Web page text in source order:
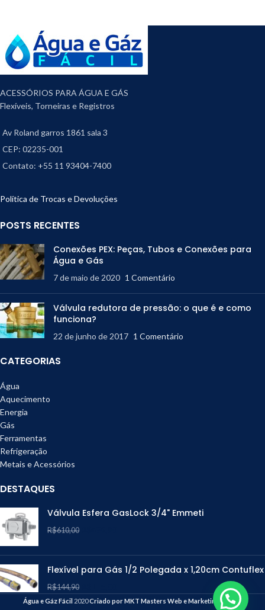
ACESSÓRIOS PARA ÁGUA E GÁS
Flexíveis, Torneiras e Registros
Av Roland garros 1861 sala 3
CEP: 02235-001
Contato: +55 11 93404-7400
Política de Trocas e Devoluções
POSTS RECENTES
Conexões PEX: Peças, Tubos e Conexões para
Água e Gás
7 de maio de 2020 1 Comentário
Válvula redutora de pressão: o que é e como
funciona?
22 de junho de 2017 1 Comentário
CATEGORIAS
Água
Aquecimento
Energia
Gás
Ferramentas
Refrigeração
Metais e Acessórios
DESTAQUES
Válvula Esfera GasLock 3/4" Emmeti
R$610,00
Flexível para Gás 1/2 Polegada x 1,20cm Contuflex
R$144,90
Água e Gáz Fácil 2020Criado por MKT Masters Web e Marketing Digital.